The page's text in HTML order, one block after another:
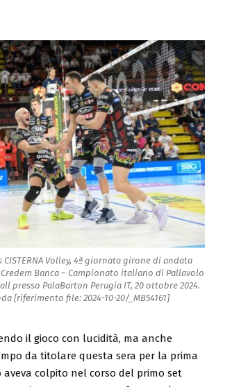
CISTERNA Volley, 4ª giornata girone di andata
Banca – Campionato italiano di Pallavolo
presso PalaBarton Perugia IT, 20 ottobre 2024.
[riferimento file: 2024-10-20/_MB54161]
il gioco con lucidità, ma anche
da titolare questa sera per la prima
colpito nel corso del primo set